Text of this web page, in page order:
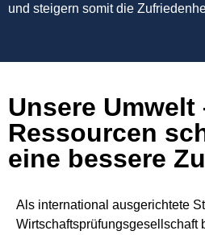
und steigern somit die
Unsere Umwelt
Ressourcen
eine bessere
Als international ausgerichtete
Wirtschaftsprüfungsgesellschaft